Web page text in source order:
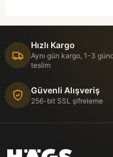
Hızlı Kargo
Aynı gün kargo, 1-3
teslim
Güvenli Alışveriş
256-bit SSL şifreleme